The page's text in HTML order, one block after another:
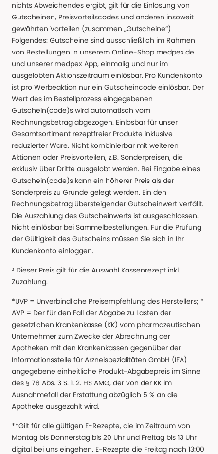
nichts Abweichendes ergibt, gilt für die Einlösung von
Gutscheinen, Preisvorteilscodes und anderen insoweit
gewährten Vorteilen (zusammen „Gutscheine“)
Folgendes: Gutscheine sind ausschließlich im Rahmen
von Bestellungen in unserem Online-Shop medpex.de
und unserer medpex App, einmalig und nur im
ausgelobten Aktionszeitraum einlösbar. Pro Kundenkonto
ist pro Werbeaktion nur ein Gutscheincode einlösbar. Der
Wert des im Bestellprozess eingegebenen
Gutschein(code)s wird automatisch vom
Rechnungsbetrag abgezogen. Einlösbar für unser
Gesamtsortiment rezeptfreier Produkte inklusive
reduzierter Ware. Nicht kombinierbar mit weiteren
Aktionen oder Preisvorteilen, z.B. Sonderpreisen, die
exklusiv über Dritte ausgelobt werden. Bei Eingabe eines
Gutschein(code)s kann ein höherer Preis als der
Sonderpreis zu Grunde gelegt werden. Ein den
Rechnungsbetrag übersteigender Gutscheinwert verfällt.
Die Auszahlung des Gutscheinwerts ist ausgeschlossen.
Nicht einlösbar bei Sammelbestellungen. Für die Prüfung
der Gültigkeit des Gutscheins müssen Sie sich in Ihr
Kundenkonto einloggen.
³ Dieser Preis gilt für die Auswahl Kassenrezept inkl.
Zuzahlung.
*UVP = Unverbindliche Preisempfehlung des Herstellers; *
AVP = Der für den Fall der Abgabe zu Lasten der
gesetzlichen Krankenkasse (KK) vom pharmazeutischen
Unternehmer zum Zwecke der Abrechnung der
Apotheken mit den Krankenkassen gegenüber der
Informationsstelle für Arzneispezialitäten GmbH (IFA)
angegebene einheitliche Produkt-Abgabepreis im Sinne
des § 78 Abs. 3 S. 1, 2. HS AMG, der von der KK im
Ausnahmefall der Erstattung abzüglich 5 % an die
Apotheke ausgezahlt wird.
**Gilt für alle gültigen E-Rezepte, die im Zeitraum von
Montag bis Donnerstag bis 20 Uhr und Freitag bis 13 Uhr
digital bei uns eingehen. E-Rezepte die Freitag nach 13:00